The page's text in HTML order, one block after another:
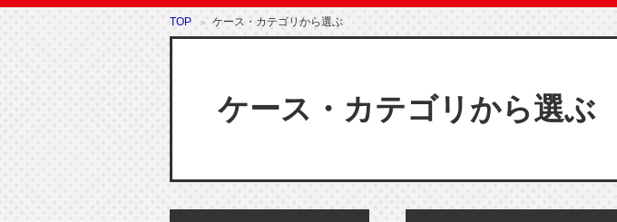
TOP ケース・カテゴリから選ぶ
ケース・カテゴリから選ぶ